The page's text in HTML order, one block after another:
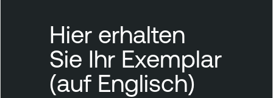
Hier erhalten
Sie Ihr Exemplar
(auf Englisch)